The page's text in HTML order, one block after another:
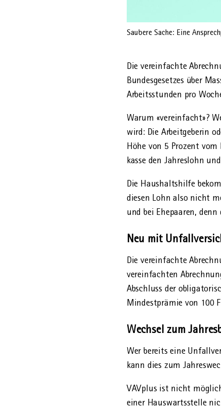
Saubere Sache: Eine
Die vereinfachte
Bundes­gesetzes über
Arbeits­stunden pro
Warum «vereinfacht»?
wird: Die Arbeit­geberin
Höhe von 5 Prozent
kasse den Jahreslohn
Die Haushaltshilfe
diesen Lohn also nicht
und bei Ehepaaren,
Neu mit
Die vereinfachte
vereinfachten
Abschluss der
Mindest­prämie von 100
Wechsel zum
Wer bereits eine
kann dies zum
VAVplus ist nicht
einer Hauswartsstelle